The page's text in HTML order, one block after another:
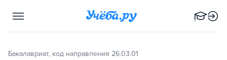
Бакалавриат, код направления 26.03.01